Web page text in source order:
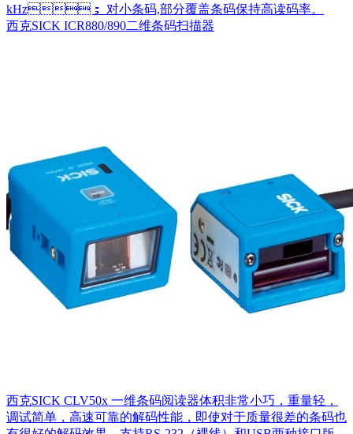
kHz； 对小条码,部分覆盖条码保持高读码率。
西克SICK ICR880/890二维条码扫描器
西克SICK CLV50x 一维条码阅读器体积非常小巧，重量轻，
调试简单，高速可靠的解码性能，即使对于质量很差的条码也